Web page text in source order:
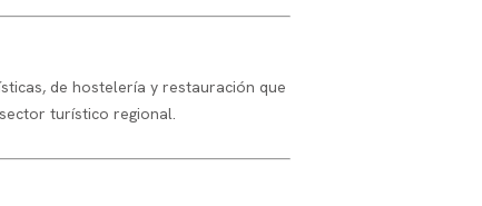
de hostelería y restauración que
turístico regional.